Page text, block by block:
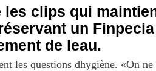
les clips qui
un
de leau.
les questions dhygiène. «On ne